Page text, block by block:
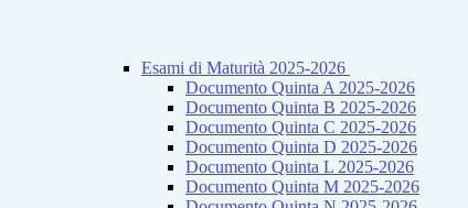
Esami di Maturità 2025-2026
Documento Quinta A 2025-2026
Documento Quinta B 2025-2026
Documento Quinta C 2025-2026
Documento Quinta D 2025-2026
Documento Quinta L 2025-2026
Documento Quinta M 2025-2026